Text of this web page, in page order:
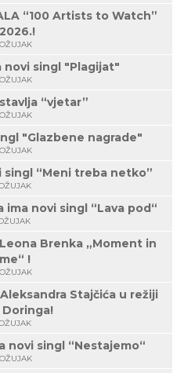
“100 Artists to Watch”
novi singl "Plagijat"
“vjetar”
"Glazbene nagrade"
singl “Meni treba netko”
ima novi singl “Lava pod“
Brenka „Moment in
!
Stajčića u režiji
novi singl “Nestajemo“